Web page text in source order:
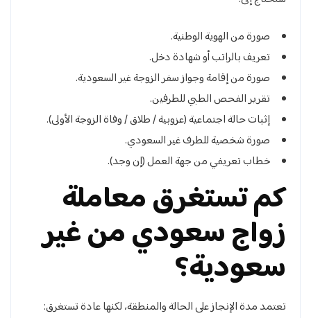
صورة من الهوية الوطنية.
تعريف بالراتب أو شهادة دخل.
صورة من إقامة وجواز سفر الزوجة غير السعودية.
تقرير الفحص الطبي للطرفين.
إثبات حالة اجتماعية (عزوبية / طلاق / وفاة الزوجة الأولى).
صورة شخصية للطرف غير السعودي.
خطاب تعريفي من جهة العمل (إن وجد).
كم تستغرق معاملة
زواج سعودي من غير
سعودية؟
تعتمد مدة الإنجاز على الحالة والمنطقة، لكنها عادة تستغرق: